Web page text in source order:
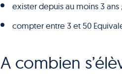
exister depuis au moins 3 ans ;
compter entre 3 et 50
A combien